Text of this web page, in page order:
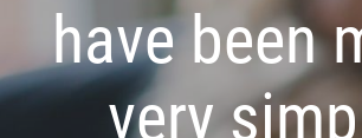
have been
very